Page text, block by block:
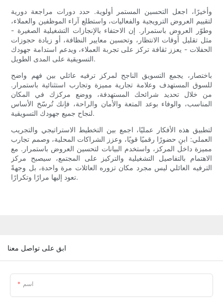
وأخيرًا، اجعل التحسين المستمر أولوية. حدد دورات مراجعة دورية
لتقييم العروض الترويجية والفعاليات، واستطلع آراء الموظفين والعملاء،
وطوّر العروض باستمرار. إن الاحتفاء بالإنجازات التشغيلية الصغيرة -
مثل تقليل أوقات الانتظار، وتحسين معايير النظافة، أو زيادة حجوزات
الحفلات - يعزز ثقافة تركز على تجربة العملاء، ويدعم استدامة جهودك
التسويقية على المدى الطويل.
باختصار، يجمع التسويق الناجح لمركز ترفيه عائلي بين فهم واضح
للسوق المستهدف وعلامة تجارية مميزة وتجارب استثنائية باستمرار.
من خلال تحديد شرائحك المستهدفة، ووضع مركزك في المكان
المناسب، والوفاء بوعد المتعة والأمان والراحة، فإنك تُرسّخ الأساس
لنجاح جميع جهودك التسويقية.
لتطبيق هذه الأفكار عمليًا، اجمع بين التخطيط الاستراتيجي والتجريب
العملي: ابنِ حضورًا رقميًا قويًا، وعزز الشراكات المحلية، وصمم تجارب
مميزة داخل المركز، واستخدم البيانات لتحسين العروض باستمرار. مع
الاهتمام بالتفاصيل التشغيلية والتركيز على المجتمع، سيصبح مركز
الترفيه العائلي ليس مجرد مكان تزوره العائلات مرة واحدة، بل وجهةً
تعود إليها مرارًا وتكرارًا.
ابق على تواصل معنا
اسم